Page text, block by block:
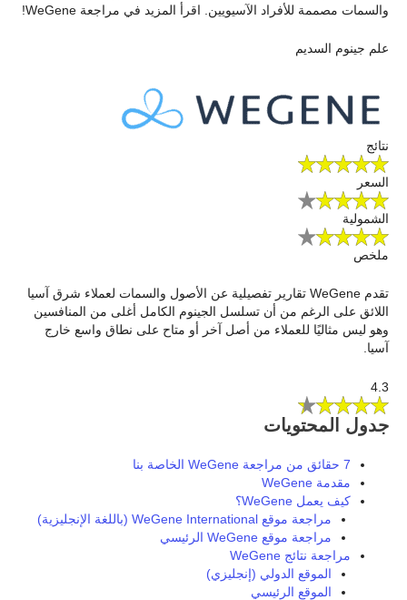
والسمات مصممة للأفراد الآسيويين. اقرأ المزيد في مراجعة WeGene!
علم جينوم السديم
نتائج
السعر
الشمولية
ملخص
تقدم WeGene تقارير تفصيلية عن الأصول والسمات لعملاء شرق آسيا
اللائق على الرغم من أن تسلسل الجينوم الكامل أغلى من المنافسين
وهو ليس مثاليًا للعملاء من أصل آخر أو متاح على نطاق واسع خارج
آسيا.
4.3
جدول المحتويات
7 حقائق من مراجعة WeGene الخاصة بنا
مقدمة WeGene
كيف يعمل WeGene؟
مراجعة موقع WeGene International (باللغة الإنجليزية)
مراجعة موقع WeGene الرئيسي
مراجعة نتائج WeGene
الموقع الدولي (إنجليزي)
الموقع الرئيسي